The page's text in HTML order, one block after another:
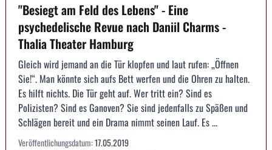
"Besiegt am Feld des Lebens" - Eine
psychedelische Revue nach Daniil Charms -
Thalia Theater Hamburg
Gleich wird jemand an die Tür klopfen und laut rufen: „Öffnen
Sie!“. Man könnte sich aufs Bett werfen und die Ohren zu halten.
Es hilft nichts. Die Tür geht auf. Wer tritt ein? Sind es
Polizisten? Sind es Ganoven? Sie sind jedenfalls zu Späßen und
Schlägen bereit und ein Drama nimmt seinen Lauf. Es ...
Veröffentlichungsdatum:17.05.2019